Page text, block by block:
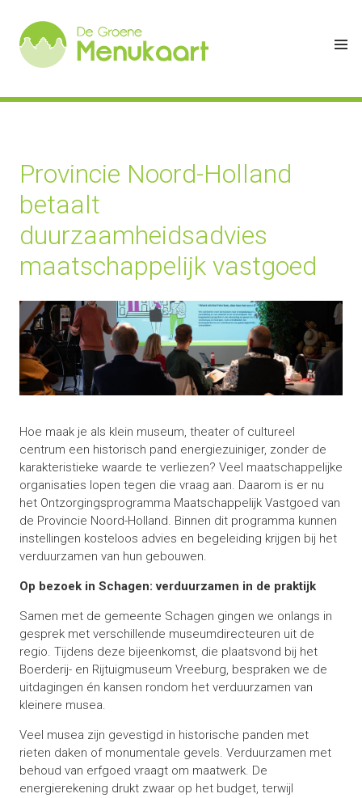
Provincie Noord-Holland
betaalt
duurzaamheidsadvies
maatschappelijk vastgoed
Hoe maak je als klein museum, theater of cultureel
centrum een historisch pand energiezuiniger, zonder de
karakteristieke waarde te verliezen? Veel maatschappelijke
organisaties lopen tegen die vraag aan. Daarom is er nu
het Ontzorgingsprogramma Maatschappelijk Vastgoed van
de Provincie Noord-Holland. Binnen dit programma kunnen
instellingen kosteloos advies en begeleiding krijgen bij het
verduurzamen van hun gebouwen.
Op bezoek in Schagen: verduurzamen in de praktijk
Samen met de gemeente Schagen gingen we onlangs in
gesprek met verschillende museumdirecteuren uit de
regio. Tijdens deze bijeenkomst, die plaatsvond bij het
Boerderij- en Rijtuigmuseum Vreeburg, bespraken we de
uitdagingen én kansen rondom het verduurzamen van
kleinere musea.
Veel musea zijn gevestigd in historische panden met
rieten daken of monumentale gevels. Verduurzamen met
behoud van erfgoed vraagt om maatwerk. De
energierekening drukt zwaar op het budget, terwijl